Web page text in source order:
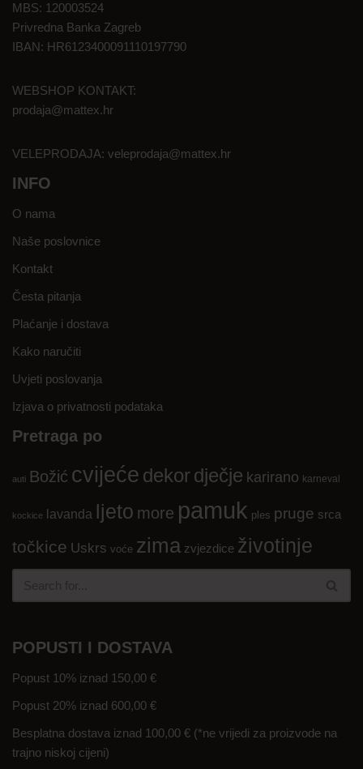
MBS: 120003524
Privredna Banka Zagreb
IBAN: HR6123400091110197790
WEBSHOP KONTAKT:
prodaja@mattex.hr
VELEPRODAJA: veleprodaja@mattex.hr
INFO
O nama
Naše poslovnice
Kontakt
Česta pitanja
Plaćanje i dostava
Kako naručiti
Uvjeti poslovanja
Izjava o privatnosti podataka
Pretraga po
auti Božić cvijeće dekordječje karirano karneval
kockice lavanda ljeto more pamuk ples pruge srca
točkice Uskrs voće zima zvjezdice životinje
POPUSTI I DOSTAVA
Popust 10% iznad 150,00 €
Popust 20% iznad 600,00 €
Besplatna dostava iznad 100,00 € (*ne vrijedi za proizvode na
trajno niskoj cijeni)